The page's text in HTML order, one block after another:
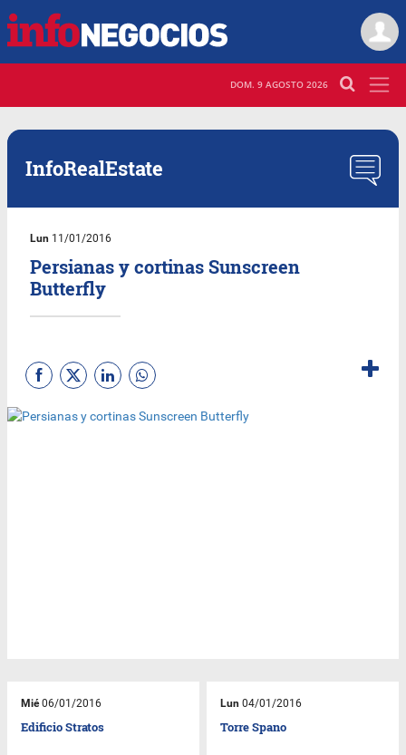
DOM. 9 AGOSTO 2026
InfoRealEstate
Lun 11/01/2016
Persianas y cortinas Sunscreen
Butterfly
Mié06/01/2016
Edificio Stratos
Lun 04/01/2016
Torre Spano